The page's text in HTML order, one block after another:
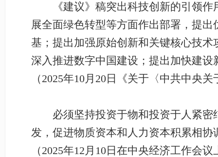
《建议》稿突出科技创新的引领作
展全面绿色转型等方面作出部署，提
基；提出加强原始创新和关键核心技
深入推进数字中国建设；提出加快建
（2025年10月20日《关于〈中共中央
必须坚持投资于物和投资于人紧密
发，促进物质资本和人力资本积累相
（2025年12月10日在中央经济工作会